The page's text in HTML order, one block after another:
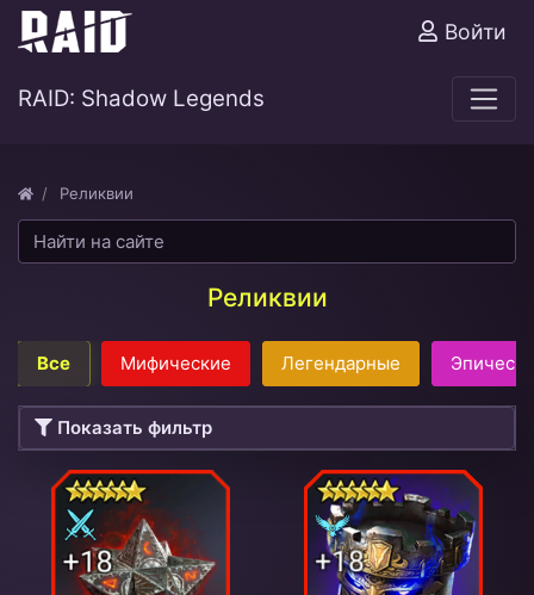
Войти
RAID: Shadow Legends
Реликвии
Реликвии
Все Мифические Легендарные
Показать фильтр